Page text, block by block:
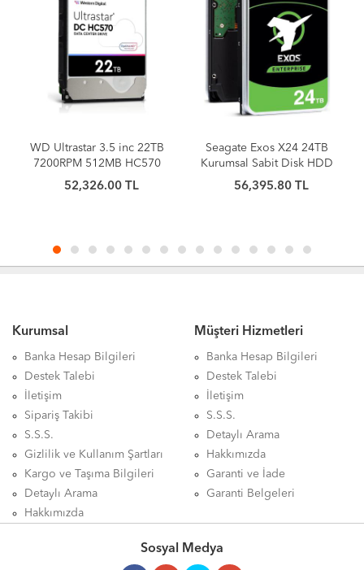
WD Ultrastar 3.5 inc 22TB
7200RPM 512MB HC570
0F48155
WUH722222ALE6L4 Sabit
52,326.00 TL
Seagate Exos X24 24TB
Kurumsal Sabit Disk HDD
SATA 6Gb/s 512MB
Önbellek 7200 RPM 512e
56,395.80 TL
Kurumsal
Banka Hesap Bilgileri
Destek Talebi
İletişim
Sipariş Takibi
S.S.S.
Gizlilik ve Kullanım Şartları
Kargo ve Taşıma Bilgileri
Detaylı Arama
Hakkımızda
Müşteri Hizmetleri
Banka Hesap Bilgileri
Destek Talebi
İletişim
S.S.S.
Detaylı Arama
Hakkımızda
Garanti ve İade
Garanti Belgeleri
Sosyal Medya